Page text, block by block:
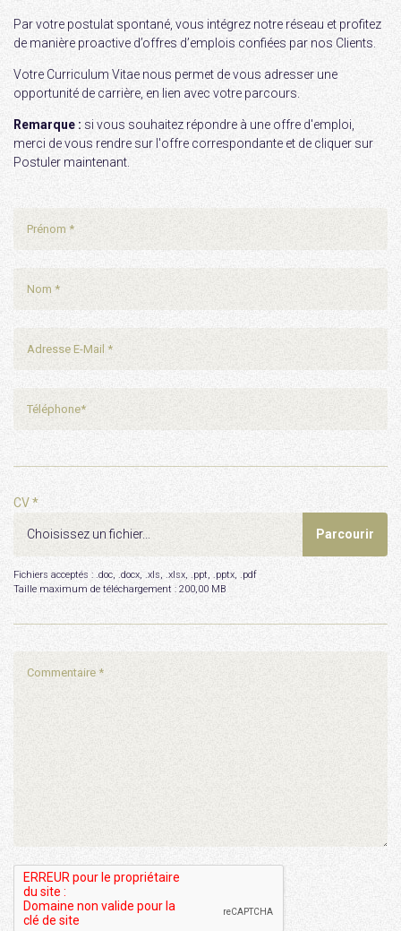
Par votre postulat spontané, vous intégrez notre réseau et profitez
de manière proactive d’offres d’emplois confiées par nos Clients.
Votre Curriculum Vitae nous permet de vous adresser une
opportunité de carrière, en lien avec votre parcours.
Remarque : si vous souhaitez répondre à une offre d'emploi,
merci de vous rendre sur l'offre correspondante et de cliquer sur
Postuler maintenant.
CV *
Fichiers acceptés : .doc, .docx, .xls, .xlsx, .ppt, .pptx, .pdf
Taille maximum de téléchargement : 200,00 MB